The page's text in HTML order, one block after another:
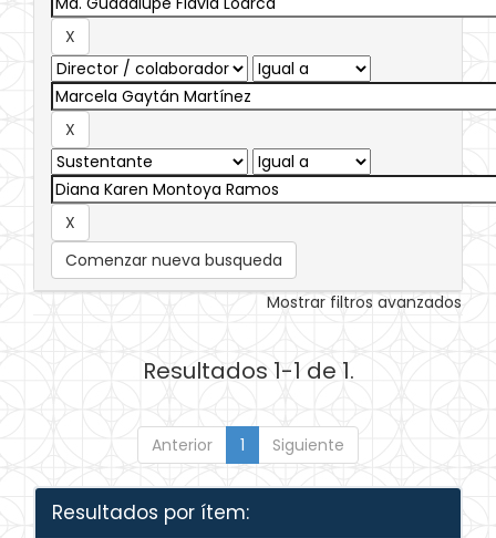
Comenzar nueva busqueda
Mostrar filtros avanzados
Resultados 1-1 de 1.
Anterior 1 Siguiente
Resultados por ítem: